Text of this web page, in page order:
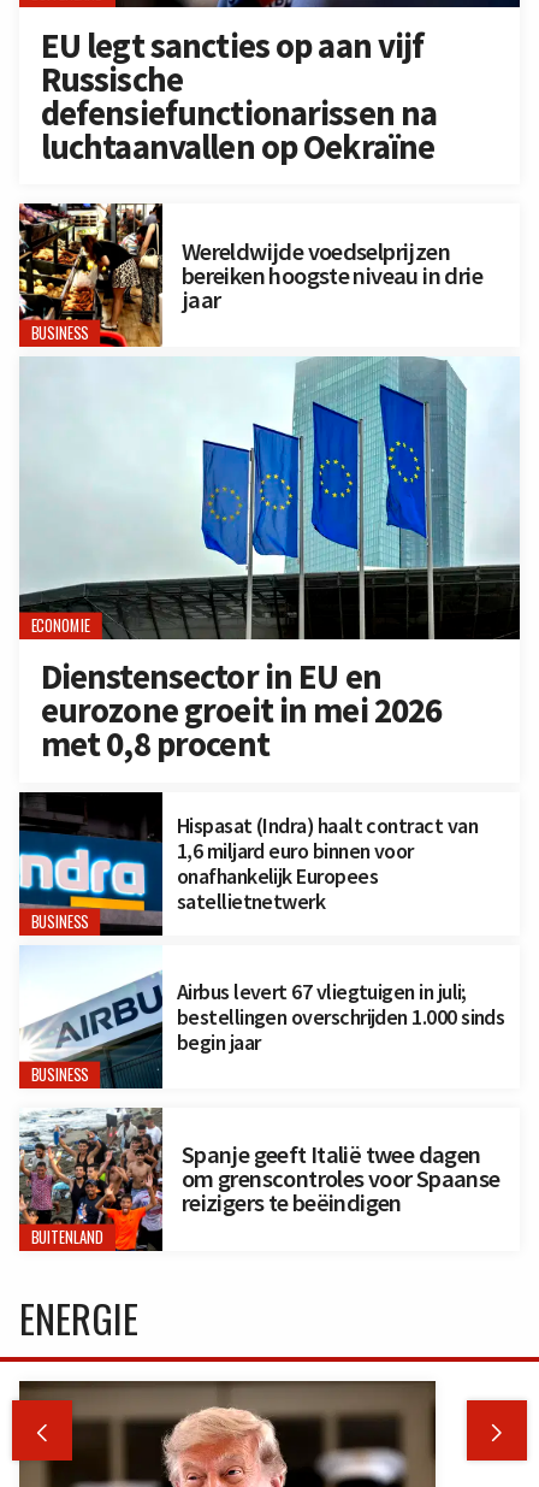
EU legt sancties op aan vijf
Russische
defensiefunctionarissen na
luchtaanvallen op Oekraïne
BUSINESS
Wereldwijde voedselprijzen
bereiken hoogste niveau in drie
jaar
ECONOMIE
Dienstensector in EU en
eurozone groeit in mei 2026
met 0,8 procent
BUSINESS
Hispasat (Indra) haalt contract van
1,6 miljard euro binnen voor
onafhankelijk Europees
satellietnetwerk
BUSINESS
Airbus levert 67 vliegtuigen in juli;
bestellingen overschrijden 1.000 sinds
begin jaar
BUITENLAND
Spanje geeft Italië twee dagen
om grenscontroles voor Spaanse
reizigers te beëindigen
ENERGIE
 